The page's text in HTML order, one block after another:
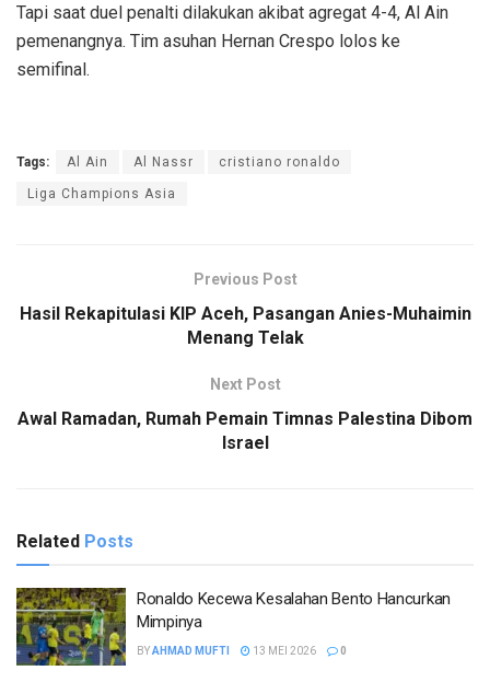
Tapi saat duel penalti dilakukan akibat agregat 4-4, Al Ain
pemenangnya. Tim asuhan Hernan Crespo lolos ke
semifinal.
Tags: Al Ain Al Nassr cristiano ronaldo
Liga Champions Asia
Previous Post
Hasil Rekapitulasi KIP Aceh, Pasangan Anies-Muhaimin
Menang Telak
Next Post
Awal Ramadan, Rumah Pemain Timnas Palestina Dibom
Israel
Related Posts
Ronaldo Kecewa Kesalahan Bento Hancurkan
Mimpinya
BYAHMAD MUFTI 13 MEI 2026 0